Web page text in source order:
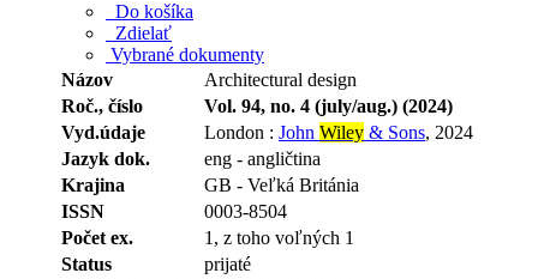
Do košíka
Zdielať
Vybrané dokumenty
Názov
Architectural design
Roč., číslo
Vol. 94, no. 4 (july/aug.) (2024)
Vyd.údaje
London : John Wiley & Sons, 2024
Jazyk dok.
eng - angličtina
Krajina
GB - Veľká Británia
ISSN
0003-8504
Počet ex.
1, z toho voľných 1
Status
prijaté